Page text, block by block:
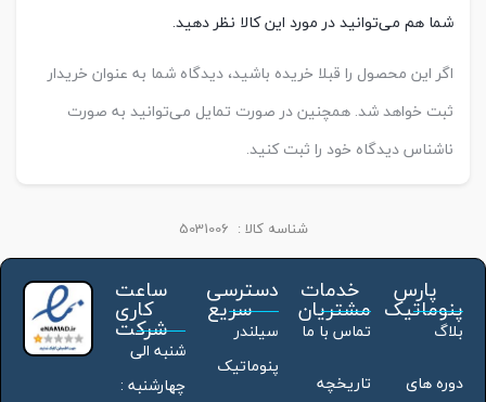
شما هم می‌توانید در مورد این کالا نظر دهید.
اگر این محصول را قبلا خریده باشید، دیدگاه شما به عنوان خریدار
ثبت خواهد شد. همچنین در صورت تمایل می‌توانید به صورت
ناشناس دیدگاه خود را ثبت کنید.
شناسه کالا : 5031006
پارس
پنوماتیک
بلاگ
دوره های
خدمات
مشتریان
تماس با ما
تاریخچه
دسترسی
سریع
سیلندر
پنوماتیک
ساعت
کاری
شرکت
شنبه الی
چهارشنبه :